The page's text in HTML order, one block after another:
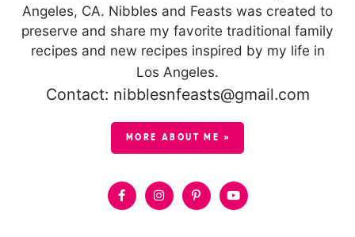
Angeles, CA. Nibbles and Feasts was created to
preserve and share my favorite traditional family
recipes and new recipes inspired by my life in
Los Angeles.
Contact: nibblesnfeasts@gmail.com
MORE ABOUT ME »